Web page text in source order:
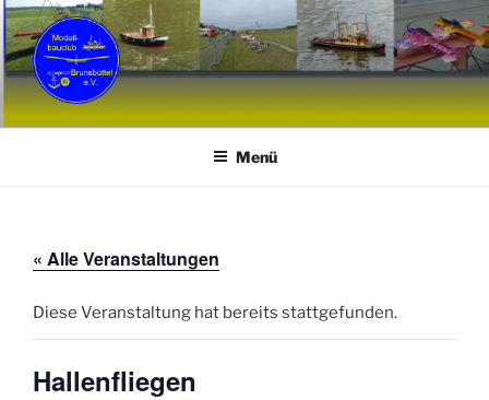
Zum
Inhalt
springen
MCB
Menü
« Alle Veranstaltungen
Diese Veranstaltung hat bereits stattgefunden.
Hallenfliegen